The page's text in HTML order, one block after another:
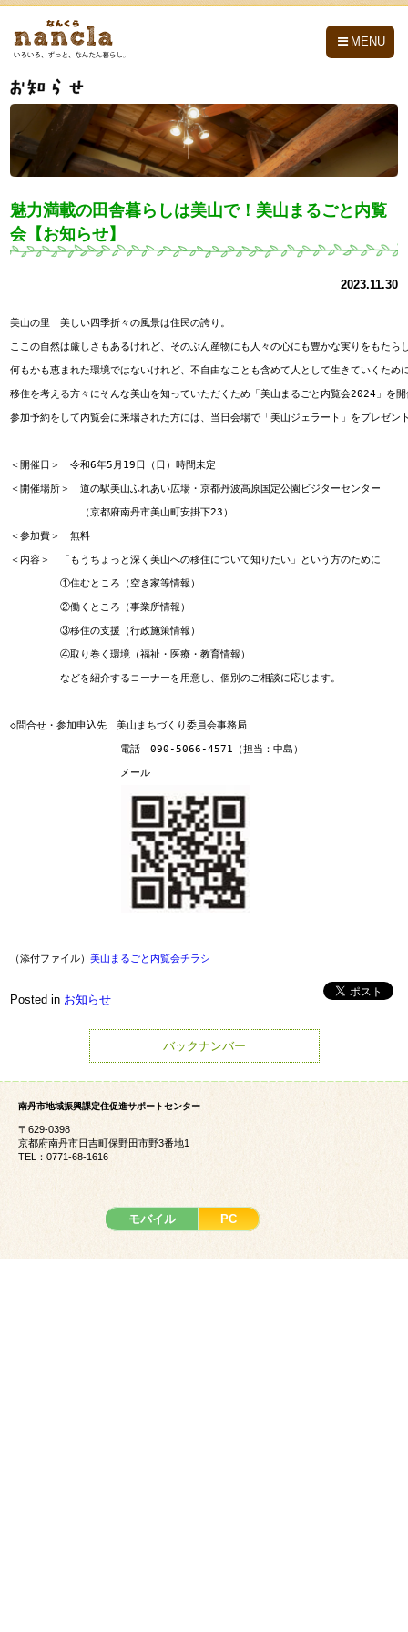
MENU
魅力満載の田舎暮らしは美山で！美山まるごと内覧
会【お知らせ】
2023.11.30
美山の里　美しい四季折々の風景は住民の誇り。
ここの自然は厳しさもあるけれど、そのぶん産物にも人々の心にも豊かな実りをもたら
何もかも恵まれた環境ではないけれど、不自由なことも含めて人として生きていくため
移住を考える方々にそんな美山を知っていただくため「美山まるごと内覧会2024」を
参加予約をして内覧会に来場された方には、当日会場で「美山ジェラート」をプレゼン
＜開催日＞　令和6年5月19日（日）時間未定
＜開催場所＞　道の駅美山ふれあい広場・京都丹波高原国定公園ビジターセンター
（京都府南丹市美山町安掛下23）
＜参加費＞　無料
＜内容＞　「もうちょっと深く美山への移住について知りたい」という方のために
①住むところ（空き家等情報）
②働くところ（事業所情報）
③移住の支援（行政施策情報）
④取り巻く環境（福祉・医療・教育情報）
などを紹介するコーナーを用意し、個別のご相談に応じます。
◇問合せ・参加申込先　美山まちづくり委員会事務局
電話　090-5066-4571（担当：中島）
メール
（添付ファイル）美山まるごと内覧会チラシ
Posted in お知らせ
バックナンバー
南丹市地域振興課定住促進サポートセンター
〒629-0398
京都府南丹市日吉町保野田市野3番地1
TEL：0771-68-1616
モバイル PC